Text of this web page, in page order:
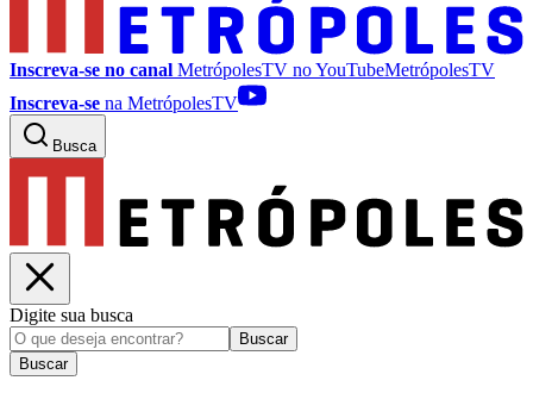
Inscreva-se no canal MetrópolesTV noYouTubeMetrópolesTV
Inscreva-se na MetrópolesTV
Busca
Digite sua busca
Buscar
Buscar